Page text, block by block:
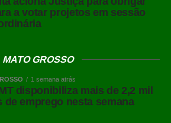
a votar projetos em sessão
MATO GROSSO
1 semana atrás
disponibiliza mais de 2,2 mil
de emprego nesta semana